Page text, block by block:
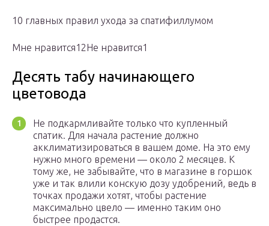
10 главных правил ухода за спатифиллумом
Мне нравится12Не нравится1
Десять табу начинающего
цветовода
Не подкармливайте только что купленный
спатик. Для начала растение должно
акклиматизироваться в вашем доме. На это ему
нужно много времени — около 2 месяцев. К
тому же, не забывайте, что в магазине в горшок
уже и так влили конскую дозу удобрений, ведь в
точках продажи хотят, чтобы растение
максимально цвело — именно таким оно
быстрее продастся.